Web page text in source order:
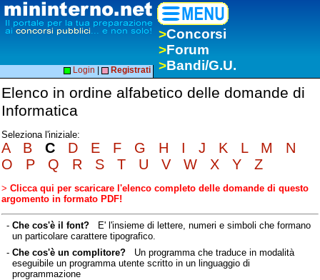
>Concorsi
>Forum
>Bandi/G.U.
Login Registrati
Elenco in ordine alfabetico delle domande di
Informatica
Seleziona l'iniziale:
A B C D E F G H I J K L M
N
O
P Q R S T U V W X Y Z
> Clicca qui per scaricare l'elenco completo delle domande di questo
argomento in formato PDF!
- Che cos'è il font?E' l'insieme di lettere, numeri e simboli che formano
un particolare carattere tipografico.
- Che cos'è un complitore?Un programma che traduce in modalità
eseguibile un programma utente scritto in un linguaggio di
programmazione